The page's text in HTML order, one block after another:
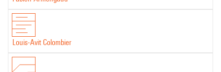
Louis-Avit Colombier